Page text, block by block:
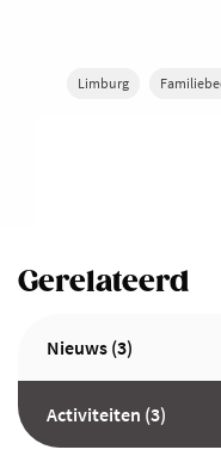
Limburg
Gerelateerd
Nieuws (3)
Activiteiten (3)